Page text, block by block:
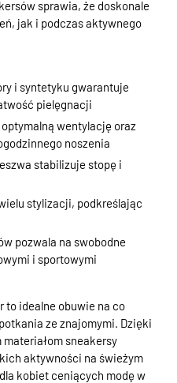
sprawia, że doskonale
jak i podczas aktywnego
i syntetyku gwarantuje
pielęgnacji
wentylację oraz
noszenia
stabilizuje stopę i
stylizacji, podkreślając
pozwala na swobodne
i sportowymi
to idealne obuwie na co
ze znajomymi. Dzięki
sneakersy
aktywności na świeżym
kobiet ceniących modę w